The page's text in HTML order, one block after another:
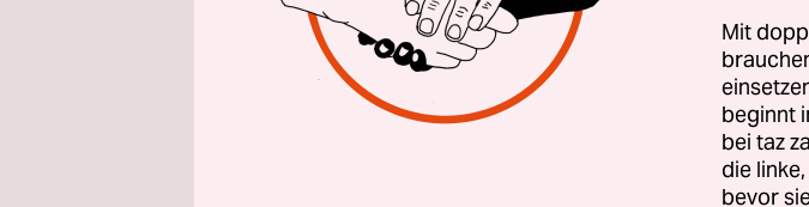
Damit meint Högl, dass
Seehofer
fordere
, aber nicht erkläre, wie
Schwabe,
bescheinigt Seehofer eine
solle der Innenminister „besser
beispielsweise
Mit
beginnt
bei taz
die
bevor